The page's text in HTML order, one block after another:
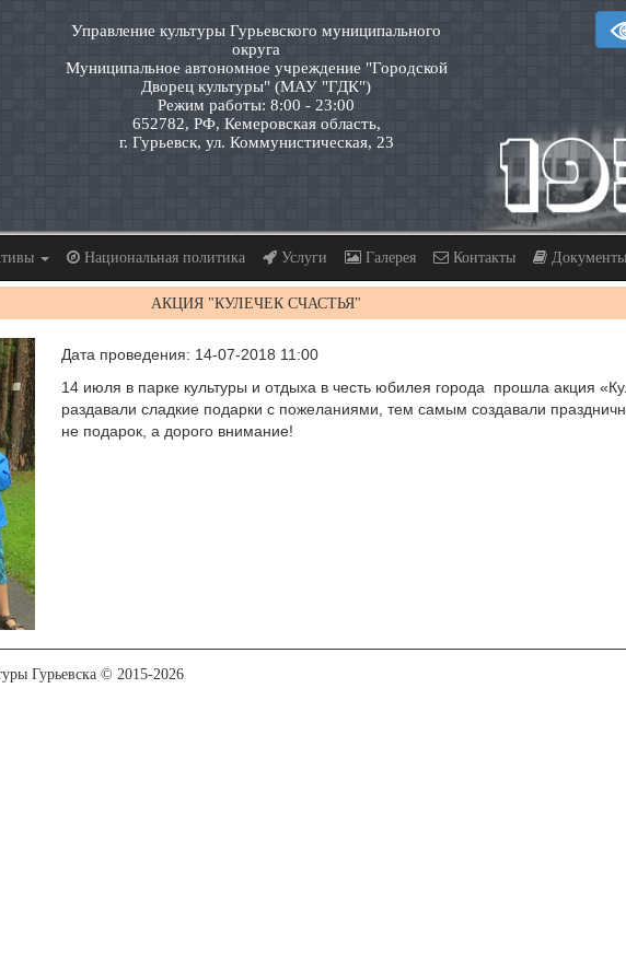
Управление культуры Гурьевского муниципального
округа
Муниципальное автономное учреждение "Городской
Дворец культуры" (МАУ "ГДК")
Режим работы: 8:00 - 23:00
652782, РФ, Кемеровская область,
г. Гурьевск, ул. Коммунистическая, 23
Национальная политика Услуги Галерея Контакты Документы
АКЦИЯ "КУЛЕЧЕК СЧАСТЬЯ"
Дата проведения: 14-07-2018 11:00
14 июля в парке культуры и отдыха в честь юбилея города прошла акция
раздавали сладкие подарки с пожеланиями, тем самым создавали
не подарок, а дорого внимание!
Гурьевска © 2015-2026